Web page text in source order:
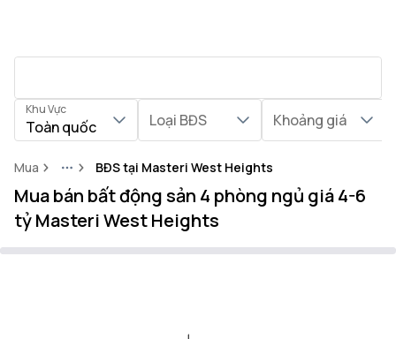
Khu Vực
Toàn quốc Loại BĐS Khoảng giá
Mua MoreBĐS tại Masteri West Heights
Mua bán bất động sản 4 phòng ngủ giá 4-6
tỷ Masteri West Heights